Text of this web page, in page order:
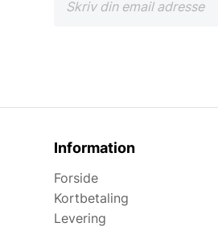
Information
Forside
Kortbetaling
Levering